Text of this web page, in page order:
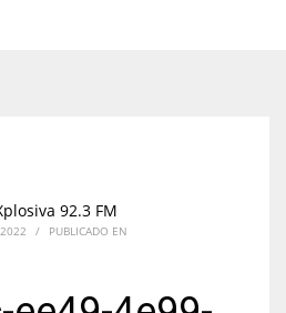
92.3 FM
/ PUBLICADO EN